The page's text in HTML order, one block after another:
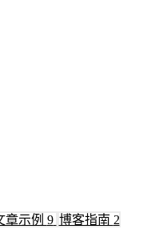
章示例 9 博客指南 2